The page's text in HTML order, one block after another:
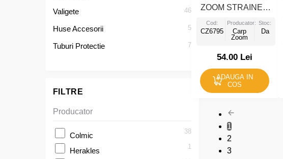
Valigete 46
Huse Accesorii 5
Tuburi Protectie 7
FILTRE
Producator
Colmic 38
Herakles 1
ZOOM STRAINER
BOX 16x16x9cm
Cod:
CZ6795
Producator:
Carp
Zoom
Stoc:
Da
54.00 Lei
ADAUGA IN
COS
1
2
3